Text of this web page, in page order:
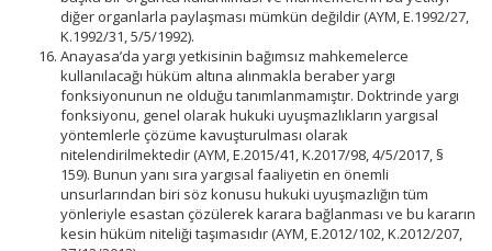
diğer organlarla paylaşması mümkün değildir (AYM, E.1992/27,
K.1992/31, 5/5/1992).
Anayasa’da yargı yetkisinin bağımsız mahkemelerce
kullanılacağı hüküm altına alınmakla beraber yargı
fonksiyonunun ne olduğu tanımlanmamıştır. Doktrinde yargı
fonksiyonu, genel olarak hukuki uyuşmazlıkların yargısal
yöntemlerle çözüme kavuşturulması olarak
nitelendirilmektedir (AYM, E.2015/41, K.2017/98, 4/5/2017, §
159). Bunun yanı sıra yargısal faaliyetin en önemli
unsurlarından biri söz konusu hukuki uyuşmazlığın tüm
yönleriyle esastan çözülerek karara bağlanması ve bu kararın
kesin hüküm niteliği taşımasıdır (AYM, E.2012/102, K.2012/207,